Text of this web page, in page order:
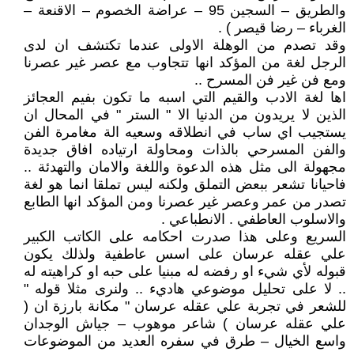
والطريق – السجين 95 – عراضة الخصوم – الاقنعة –
الغرباء – رضا قيصر ) .
وقد تصدم من الوهلة الاولى عندما تكتشف ان لدى
الرجل لغة من المؤكد انها تتجاوب مع عصر غير عصرنا
ومع فن غير فن المسرح ..
اها لغة الادب والقيم التي اسبه ما تكون بفيم العجائز
الذين لا يريدون من الدنيا الا " الستر " في المحال ان
يستجيب اي ساب في انطلاقه وسعيه الة مغامرة الفن
والفن المسرحي بالذات ومحاولة ارتياده افاق جديدة
مجهولة الى مثل هذه الدعوة واللغة والامان والتهدئة ..
فاحيانا تشعر ببعض التملق ولكنه ليس تملقا انما هو لغة
تصدر من عمر وعصر غير عصرنا ومن المؤكد انها الطابع
والاسلوب العاطفي . الانطباعي .
السريع وعلى هذا صدرت احكامه على الكاتب الكبير
علي عقله عرسان على اسس عاطفية ولذلك يكون
قبوله لأي شيء او رفضه له مبنيا على حبه او كراهيته له
.. لا على تحليل موضوعي هاديء .. ولنرى مثلا قوله "
للشعر في تجربة علي عقله عرسان " مكانة بارزة ان (
علي عقله عرسان ) شاعر موهوب – جياش الوجدان
واسع الخيال – طرق في سفره العديد من الموضوعات